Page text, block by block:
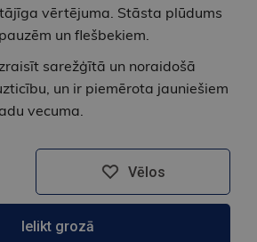
vērtējuma. Stāsta plūdums
un flešbekiem.
sarežģītā un noraidošā
un ir piemērota jauniešiem
vecuma.
Vēlos
Ielikt grozā